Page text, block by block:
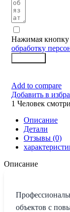
Нажимая кнопку
обработку
Add to compare
Добавить в
1 Человек
Описание
Детали
Отзывы (0)
Описание
объектов с